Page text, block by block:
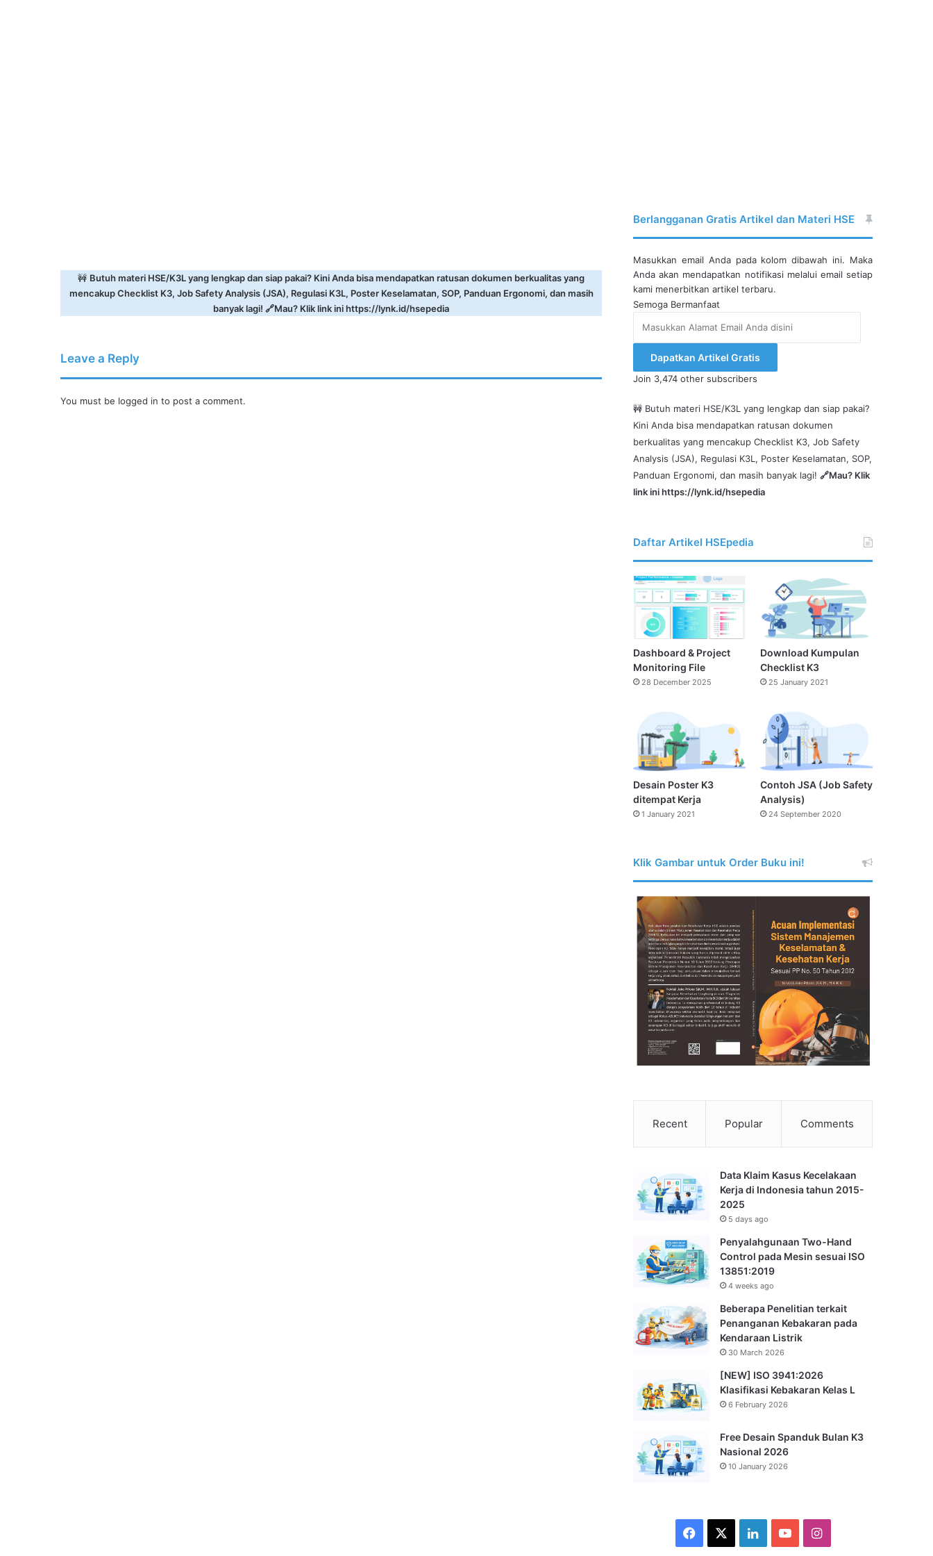
🚧 Butuh materi HSE/K3L yang lengkap dan siap pakai? Kini Anda bisa mendapatkan ratusan dokumen berkualitas yang
mencakup Checklist K3, Job Safety Analysis (JSA), Regulasi K3L, Poster Keselamatan, SOP, Panduan Ergonomi, dan masih
banyak lagi! 🔗Mau? Klik link inihttps://lynk.id/hsepedia
Leave a Reply
You must be logged in to post a comment.
Berlangganan Gratis Artikel dan Materi HSE
Masukkan email Anda pada kolom dibawah ini. Maka
Anda akan mendapatkan notifikasi melalui email setiap
kami menerbitkan artikel terbaru.
Semoga Bermanfaat
Alamat
Anda
disini
Dapatkan Artikel Gratis
Join 3,474 other subscribers
🚧 Butuh materi HSE/K3L yang lengkap dan siap pakai?
Kini Anda bisa mendapatkan ratusan dokumen
berkualitas yang mencakup Checklist K3, Job Safety
Analysis (JSA), Regulasi K3L, Poster Keselamatan, SOP,
Panduan Ergonomi, dan masih banyak lagi!🔗Mau? Klik
link inihttps://lynk.id/hsepedia
Daftar Artikel HSEpedia
Dashboard & Project
Monitoring File
28 December 2025
Download Kumpulan
Checklist K3
25 January 2021
Desain Poster K3
ditempat Kerja
1 January 2021
Contoh JSA (Job Safety
Analysis)
24 September 2020
Klik Gambar untuk Order Buku ini!
Recent Popular Comments
Data Klaim Kasus Kecelakaan
Kerja di Indonesia tahun 2015-
2025
5 days ago
Penyalahgunaan Two-Hand
Control pada Mesin sesuai ISO
13851:2019
4 weeks ago
Beberapa Penelitian terkait
Penanganan Kebakaran pada
Kendaraan Listrik
30 March 2026
[NEW] ISO 3941:2026
Klasifikasi Kebakaran Kelas L
6 February 2026
Free Desain Spanduk Bulan K3
Nasional 2026
10 January 2026
Facebook LinkedInYouTubeInstagram